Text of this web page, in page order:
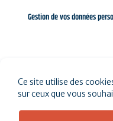
Gestion de vos données
Ce site utilise des
sur ceux que vous